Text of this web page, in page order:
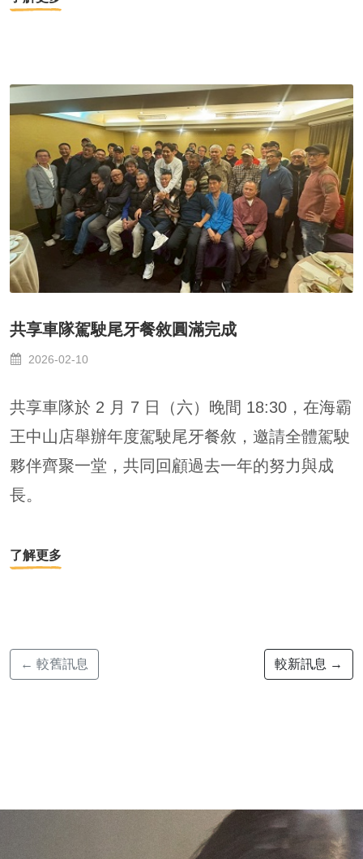
共享車隊駕駛尾牙餐敘圓滿完成
2026-02-10
共享車隊於 2 月 7 日（六）晚間 18:30，在海霸
王中山店舉辦年度駕駛尾牙餐敘，邀請全體駕駛
夥伴齊聚一堂，共同回顧過去一年的努力與成
長。
了解更多
← 較舊訊息 較新訊息 →